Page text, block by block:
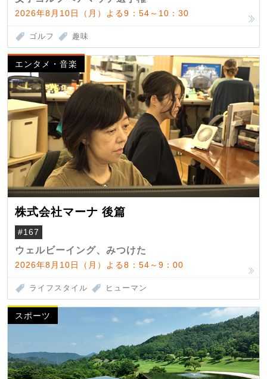
2026年8月10日（月）よる9：54～10：30
ゴルフ 趣味
エンタメ・音楽
株式会社マーナ 後篇
#167
ウェルビーイング、みつけた
2026年8月10日（月）よる8：54～9：00
ライフスタイル ヒューマン
スポーツ